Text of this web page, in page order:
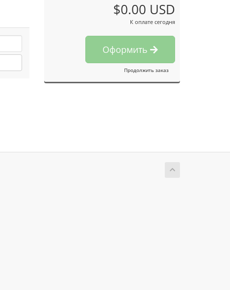
$0.00 USD
К оплате сегодня
Оформить
Продолжить заказ